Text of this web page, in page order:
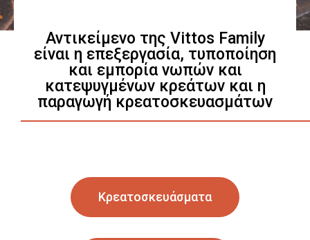
Αντικείμενο της Vittos Family
είναι η επεξεργασία, τυποποίηση
και εμπορία νωπών και
κατεψυγμένων κρεάτων και η
παραγωγή κρεατοσκευασμάτων
Κρεατοσκευάσματα